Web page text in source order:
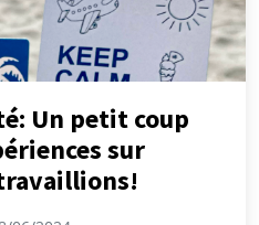
Un petit coup
sur